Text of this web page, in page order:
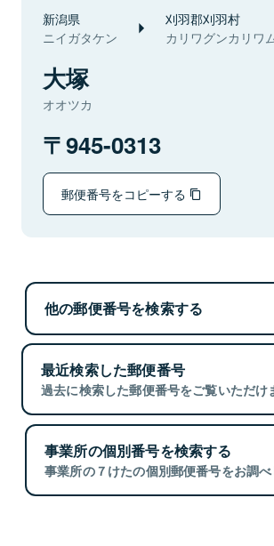
新潟県
ニイガタケン
刈羽郡刈羽村
カリワグンカリワ
大塚
オオツカ
945-0313
郵便番号をコピーする
他の郵便番号を検索する
最近検索した郵便番号
過去に検索した郵便番号をご覧いただけ
事業所の個別番号を検索する
事業所の７けたの個別郵便番号をお調べ